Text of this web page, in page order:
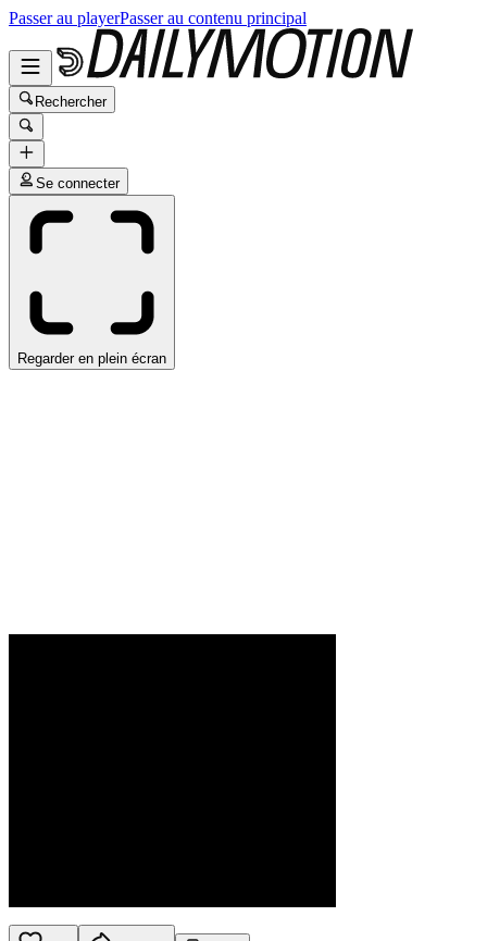
Passer au playerPasser au contenu principal
Rechercher
Se connecter
Regarder en plein écran